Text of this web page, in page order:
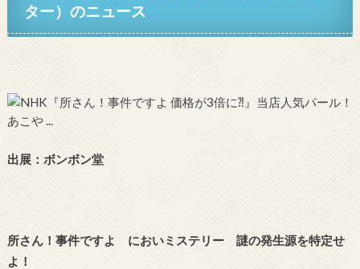
ター）のニュース
出展：ボンボン堂
所さん！事件ですよ においミステリー 謎の発生源を特定せ
よ！